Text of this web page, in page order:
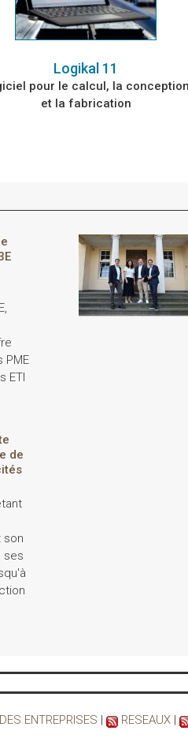
Logikal 11
pour le calcul, la conception
et la fabrication
PME
ETI
de
son
ses
ENTREPRISES | RESEAUX |